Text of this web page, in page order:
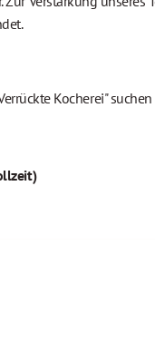
Kocherei"